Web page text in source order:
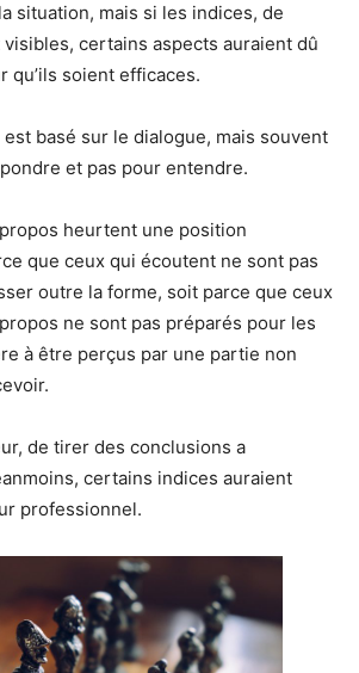
situation, mais si les indices, de
visibles, certains aspects auraient dû
qu’ils soient efficaces.
basé sur le dialogue, mais souvent
et pas pour entendre.
heurtent une position
que ceux qui écoutent ne sont pas
outre la forme, soit parce que ceux
ne sont pas préparés pour les
à être perçus par une partie non
de tirer des conclusions a
certains indices auraient
professionnel.